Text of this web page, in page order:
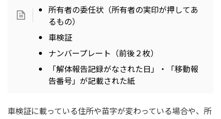
所有者の委任状（所有者の実印が押してあ
るもの）
車検証
ナンバープレート（前後２枚）
「解体報告記録がなされた日」・「移動報
告番号」が記載された紙
車検証に載っている住所や苗字が変わっている場合や、所